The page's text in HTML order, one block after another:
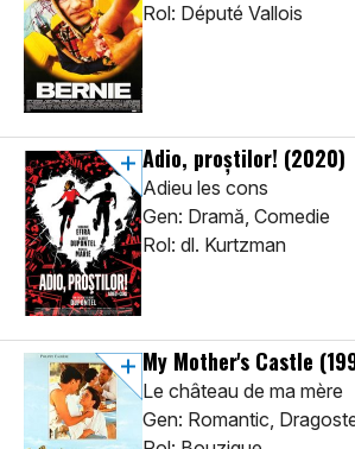
Rol: Député Vallois
Adio, proștilor! (2020)
Adieu les cons
Gen: Dramă, Comedie
Rol: dl. Kurtzman
My Mother's Castle
Le château de ma mère
Gen: Romantic,